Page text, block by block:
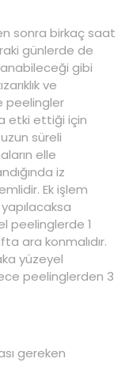
sonra birkaç saat
günlerde de
gibi
ve
peelingler
etki ettiği için
süreli
elle
iz
Ek işlem
peelinglerde 1
ara konmalıdır.
yüzeyel
peelinglerden 3
gereken